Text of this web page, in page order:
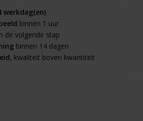
werkdag(en)
binnen 1 uur
de volgende stap
binnen 14 dagen
, kwaliteit boven kwantiteit